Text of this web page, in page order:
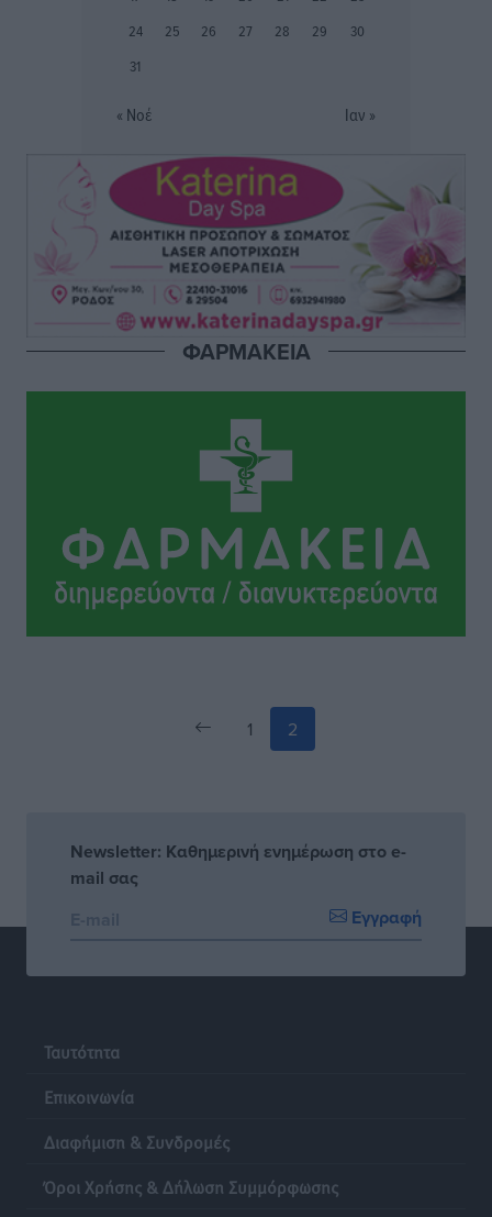
Ιάλυσος: Ένας Οικονομίδης στο… Οικονομίδειο!
παρόντες, πάει κανονικά στον Σωτήρα
Αθλητικά πριν 13 ώρες
Ανατροπές στη Δημοτική Επιτροπή Ρόδου μετά την
ανεξαρτητοποίηση του Μιχαήλ Κορδίνα
Τοπικές Ειδήσεις πριν 13 ώρες
Χατζηβασιλείου: Προτεραιότητα της ΕΕ η προστασία
των εξωτερικών συνόρων
Ειδήσεις• πριν 13 ώρες
24
25 26 27 28 29
30
31
« Νοέ Ιαν »
ΦΑΡΜΑΚΕΙΑ
1 2
Newsletter: Καθημερινή ενημέρωση στο e-
mail σας
Εγγραφή
Ταυτότητα
Επικοινωνία
Διαφήμιση & Συνδρομές
Όροι Χρήσης & Δήλωση Συμμόρφωσης